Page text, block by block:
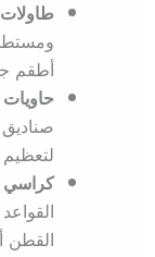
طاولات
أطقم
لتعظيم
كراسي
القطن